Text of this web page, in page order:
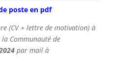
poste en pdf
(CV + lettre de motivation) à
Communauté de
par mail à